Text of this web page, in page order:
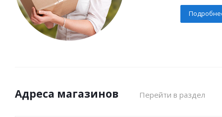
Адреса магазинов Перейти в раздел